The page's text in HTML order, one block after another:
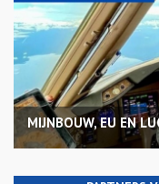
MIJNBOUW, EU EN